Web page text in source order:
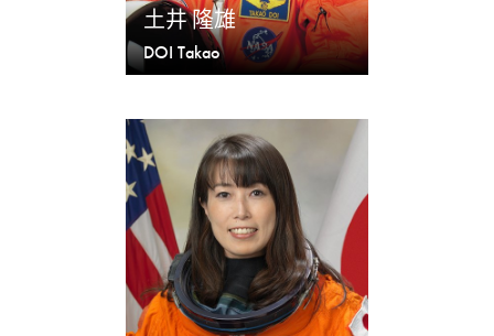
土井 隆雄
DOI Takao